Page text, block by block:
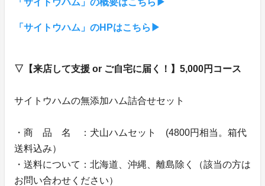
「サイトウハム」の概要はこちら▶︎
「サイトウハム」のHPはこちら▶︎
▽【来店して支援 or ご自宅に届く！】5,000円コース
サイトウハムの無添加ハム詰合せセット
・商 品 名 ：犬山ハムセット (4800円相当。箱代
送料込み）
・送料について：北海道、沖縄、離島除く（該当の方は
お問い合わせください）